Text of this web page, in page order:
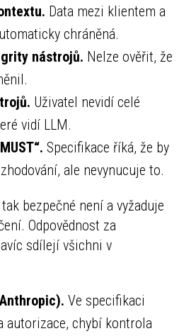
Data mezi klientem a
chráněná.
nástrojů. Nelze ověřit, že
Uživatel nevidí celé
vidí LLM.
Specifikace říká, že by
ale nevynucuje to.
bezpečné není a vyžaduje
Odpovědnost za
sdílejí všichni v
Ve specifikaci
autorizace, chybí kontrola